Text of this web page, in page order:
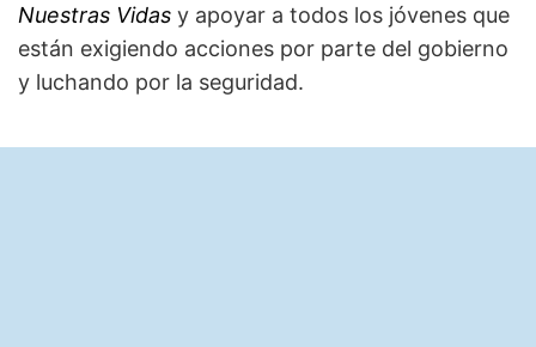
Nuestras Vidas y apoyar a todos los jóvenes que
están exigiendo acciones por parte del gobierno
y luchando por la seguridad.